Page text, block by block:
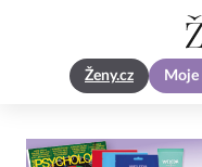
Ženy.cz Moje